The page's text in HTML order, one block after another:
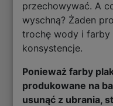
przechowywać. A
wyschną? Żaden
trochę wody i farby
konsystencje.
Ponieważ farby
produkowane na
usunąć z ubrania,